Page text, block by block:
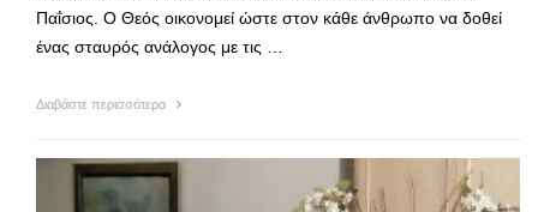
Παΐσιος. Ο Θεός οικονομεί ώστε στον κάθε άνθρωπο να δοθεί
ένας σταυρός ανάλογος με τις …
Διαβάστε περισσότερα